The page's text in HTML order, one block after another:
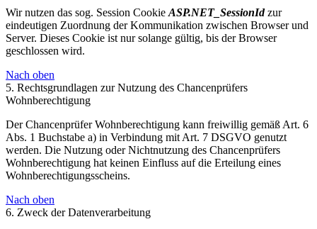
Wir nutzen das sog. Session Cookie ASP.NET_SessionIdzur
eindeutigen Zuordnung der Kommunikation zwischen Browser und
Server. Dieses Cookie ist nur solange gültig, bis der Browser
geschlossen wird.
Nach oben
5. Rechtsgrundlagen zur Nutzung des Chancenprüfers
Wohnberechtigung
Der Chancenprüfer Wohnberechtigung kann freiwillig gemäß Art. 6
Abs. 1 Buchstabe a) in Verbindung mit Art. 7 DSGVO genutzt
werden. Die Nutzung oder Nichtnutzung des Chancenprüfers
Wohnberechtigung hat keinen Einfluss auf die Erteilung eines
Wohnberechtigungsscheins.
Nach oben
6. Zweck der Datenverarbeitung